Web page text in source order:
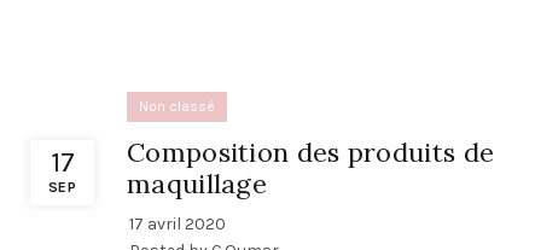
17
SEP
Non classé
Composition des produits de
maquillage
17 avril 2020